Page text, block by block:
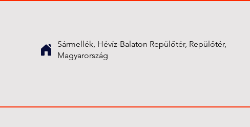
Sármellék, Hévíz-Balaton Repülőtér, Repülőtér,
Magyarország